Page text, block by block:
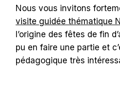
Nous vous invitons
visite guidée thématique
l’origine des fêtes de fin
pu en faire une partie et
pédagogique très